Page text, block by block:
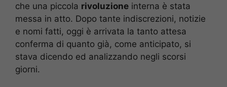
che una piccola rivoluzione interna è stata
messa in atto. Dopo tante indiscrezioni, notizie
e nomi fatti, oggi è arrivata la tanto attesa
conferma di quanto già, come anticipato, si
stava dicendo ed analizzando negli scorsi
giorni.